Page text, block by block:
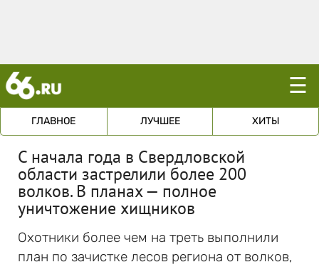
☰
ГЛАВНОЕ ЛУЧШЕЕ ХИТЫ
С начала года в Свердловской
области застрелили более 200
волков. В планах — полное
уничтожение хищников
Охотники более чем на треть выполнили
план по зачистке лесов региона от волков,